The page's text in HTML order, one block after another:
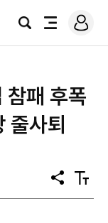
검
전
로
그
패 후폭
줄사퇴
공
유
텍
스